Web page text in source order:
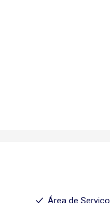
Área de Serviço